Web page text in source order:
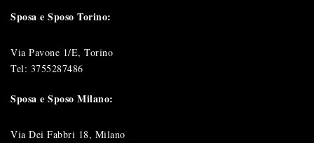
Sposa e Sposo Torino:
Via Pavone 1/E, Torino
Tel: 3755287486
Sposa e Sposo Milano:
Via Dei Fabbri 18, Milano